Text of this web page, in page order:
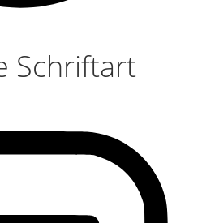
Schriftart